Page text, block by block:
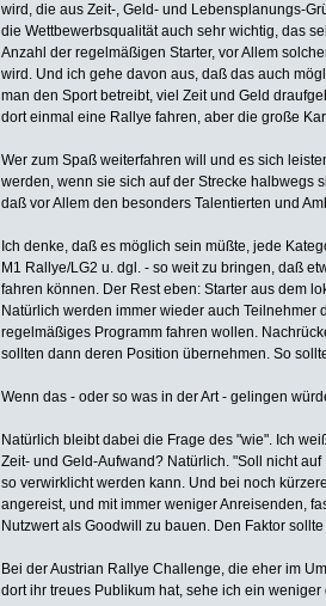
wird, die aus Zeit-, Geld- und Lebensplanungs-
die Wettbewerbsqualität auch sehr wichtig, das
Anzahl der regelmäßigen Starter, vor Allem
wird. Und ich gehe davon aus, daß das auch
man den Sport betreibt, viel Zeit und Geld
dort einmal eine Rallye fahren, aber die große
Wer zum Spaß weiterfahren will und es sich
werden, wenn sie sich auf der Strecke halbwegs
daß vor Allem den besonders Talentierten und
Ich denke, daß es möglich sein müßte, jede
M1 Rallye/LG2 u. dgl. - so weit zu bringen, daß
fahren können. Der Rest eben: Starter aus dem
Natürlich werden immer wieder auch
regelmäßiges Programm fahren wollen.
sollten dann deren Position übernehmen. So
Wenn das - oder so was in der Art - gelingen
Natürlich bleibt dabei die Frage des "wie". Ich
Zeit- und Geld-Aufwand? Natürlich. "Soll nicht
so verwirklicht werden kann. Und bei noch
angereist, und mit immer weniger Anreisenden,
Nutzwert als Goodwill zu bauen. Den Faktor
Bei der Austrian Rallye Challenge, die eher im
dort ihr treues Publikum hat, sehe ich ein